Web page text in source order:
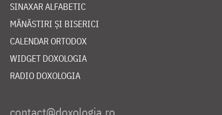
SINAXAR ALFABETIC
MĂNĂSTIRI ȘI BISERICI
CALENDAR ORTODOX
WIDGET DOXOLOGIA
RADIO DOXOLOGIA